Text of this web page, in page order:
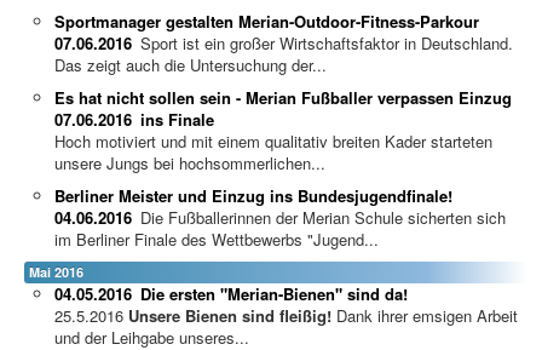
Sportmanager gestalten Merian-Outdoor-Fitness-Parkour
07.06.2016 Sport ist ein großer Wirtschaftsfaktor in Deutschland.
Das zeigt auch die Untersuchung der...
Es hat nicht sollen sein - Merian Fußballer verpassen Einzug
ins Finale
07.06.2016
Hoch motiviert und mit einem qualitativ breiten Kader starteten
unsere Jungs bei hochsommerlichen...
Berliner Meister und Einzug ins Bundesjugendfinale!
04.06.2016 Die Fußballerinnen der Merian Schule sicherten sich
im Berliner Finale des Wettbewerbs "Jugend...
Mai 2016
Die ersten "Merian-Bienen" sind da!
04.05.2016
25.5.2016 Unsere Bienen sind fleißig! Dank ihrer emsigen Arbeit
und der Leihgabe unseres...